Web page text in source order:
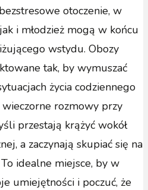
otoczenie, w
i młodzież mogą w końcu
wstydu. Obozy
tak, by wymuszać
życia codziennego
rozmowy przy
przestają krążyć wokół
a zaczynają skupiać się na
idealne miejsce, by w
umiejętności i poczuć, że